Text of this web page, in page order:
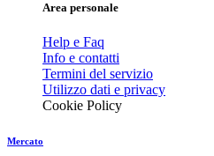
Area personale
Help e Faq
Info e contatti
Termini del servizio
Utilizzo dati e privacy
Cookie Policy
Mercato